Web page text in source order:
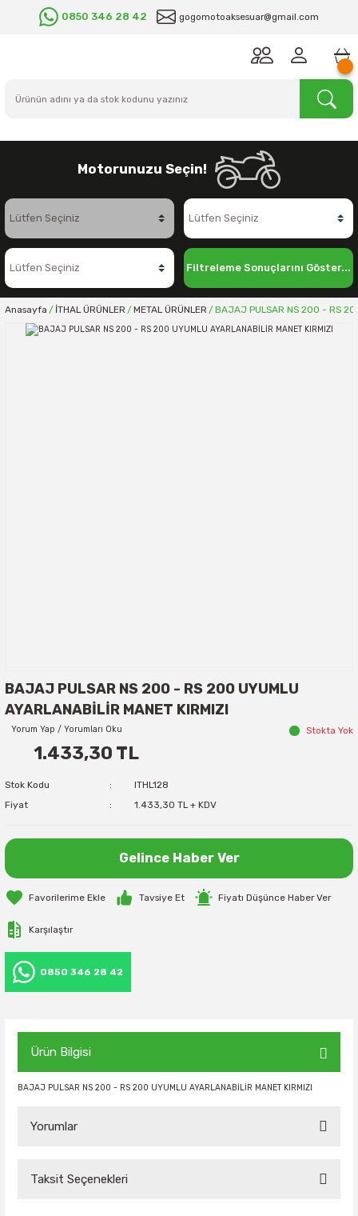
0850 346 28 42 gogomotoaksesuar@gmail.com
Motorunuzu Seçin!
Filtreleme Sonuçlarını Göster...
Anasayfa İTHAL ÜRÜNLER METAL ÜRÜNLER BAJAJ PULSAR NS 200 - RS
BAJAJ PULSAR NS 200 - RS 200 UYUMLU
AYARLANABİLİR MANET KIRMIZI
Yorum Yap / Yorumları Oku Stokta Yok
1.433,30 TL
Stok Kodu
ITHL128
Fiyat
1.433,30 TL + KDV
Gelince Haber Ver
Tavsiye Et Fiyatı Düşünce Haber Ver
Karşılaştır
0850 346 28 42
Ürün Bilgisi
BAJAJ PULSAR NS 200 - RS 200 UYUMLU AYARLANABİLİR MANET KIRMIZI
Yorumlar
Taksit Seçenekleri